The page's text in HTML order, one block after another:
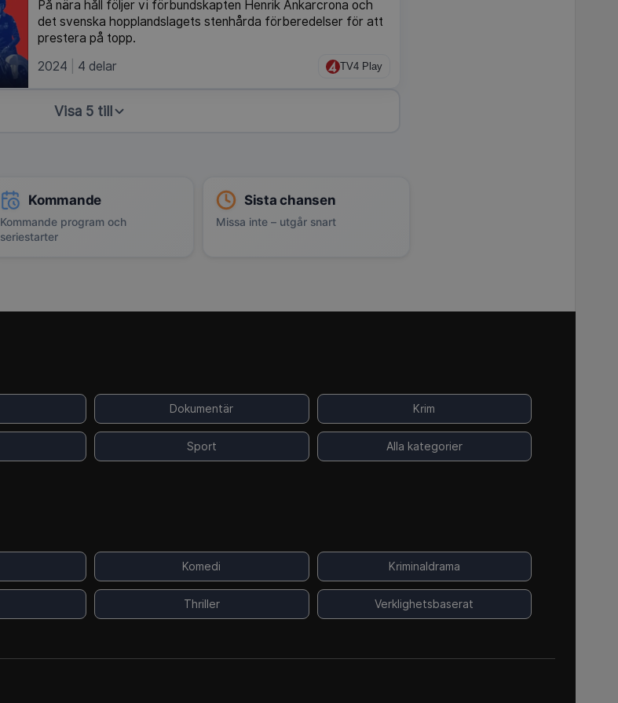
På nära håll följer vi förbundskapten Henrik Ankarcrona och
det svenska hopplandslagets stenhårda förberedelser för att
prestera på topp.
2024
4 delar TV4 Play
Visa 5 till
Kommande
Kommande program och
seriestarter
Sista chansen
Missa inte – utgår snart
Dokumentär Krim
Sport Alla kategorier
Komedi Kriminaldrama
Thriller Verklighetsbaserat